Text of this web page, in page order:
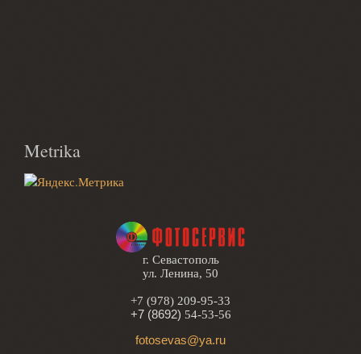
Metrika
г. Севастополь
ул. Ленина, 50
+7 (978) 209-95-33
+7 (8692) 54-53-56
fotosevas@ya.ru